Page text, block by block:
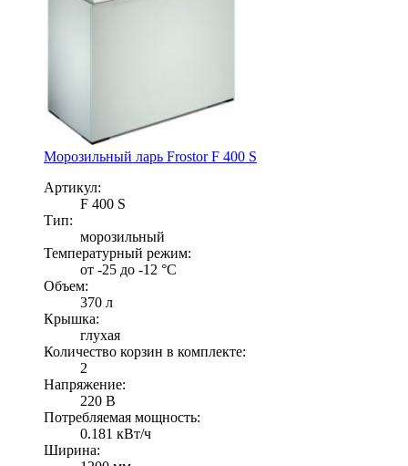
Морозильный ларь Frostor F 400 S
Артикул:
F 400 S
Тип:
морозильный
Температурный режим:
от -25 до -12 °С
Объем:
370 л
Крышка:
глухая
Количество корзин в комплекте:
2
Напряжение:
220 В
Потребляемая мощность:
0.181 кВт/ч
Ширина: